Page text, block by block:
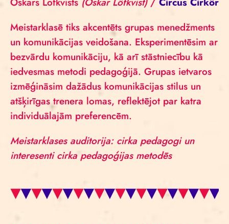
Meistarklasē tiks akcentēts grupas menedžments
un komunikācijas veidošana. Eksperimentēsim ar
bezvārdu komunikāciju, kā arī stāstniecību kā
iedvesmas metodi pedagoģijā. Grupas ietvaros
izmēģināsim dažādus komunikācijas stilus un
atšķirīgas trenera lomas, reflektējot par katra
individuālajām preferencēm.
Meistarklases auditorija: cirka pedagogi un
interesenti cirka pedagoģijas metodēs